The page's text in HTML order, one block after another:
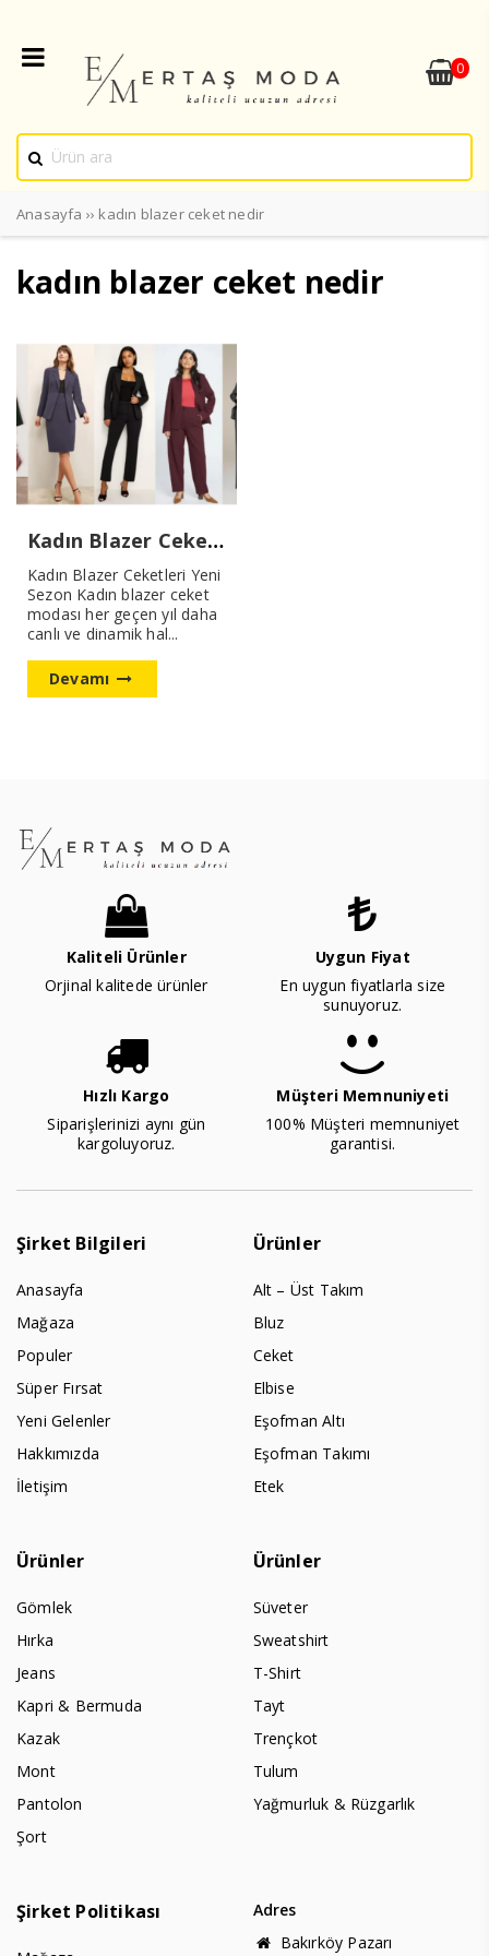
0
Anasayfa ›› kadın blazer ceket nedir
kadın blazer ceket nedir
Kadın Blazer Ceketleri Yeni Sezon
Kadın Blazer Ceketleri Yeni
Sezon Kadın blazer ceket
modası her geçen yıl daha
canlı ve dinamik hal...
Devamı
Kaliteli Ürünler
Orjinal kalitede ürünler
Uygun Fiyat
En uygun fiyatlarla size
sunuyoruz.
Hızlı Kargo
Siparişlerinizi aynı gün
kargoluyoruz.
Müşteri Memnuniyeti
100% Müşteri memnuniyet
garantisi.
Şirket Bilgileri
Anasayfa
Mağaza
Populer
Süper Fırsat
Yeni Gelenler
Hakkımızda
İletişim
Ürünler
Alt – Üst Takım
Bluz
Ceket
Elbise
Eşofman Altı
Eşofman Takımı
Etek
Ürünler
Gömlek
Hırka
Jeans
Kapri & Bermuda
Kazak
Mont
Pantolon
Şort
Ürünler
Süveter
Sweatshirt
T-Shirt
Tayt
Trençkot
Tulum
Yağmurluk & Rüzgarlık
Şirket Politikası
Adres
Bakırköy Pazarı